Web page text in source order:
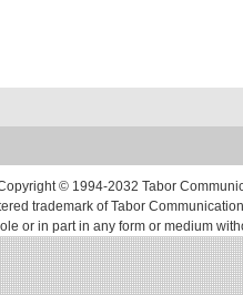
© 1994-2032 Tabor
trademark of Tabor
or in part in any form or medium